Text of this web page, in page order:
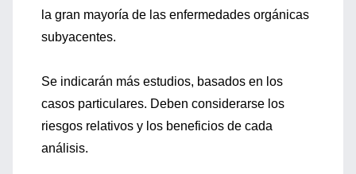
la gran mayoría de las enfermedades orgánicas
subyacentes.
Se indicarán más estudios, basados en los
casos particulares. Deben considerarse los
riesgos relativos y los beneficios de cada
análisis.